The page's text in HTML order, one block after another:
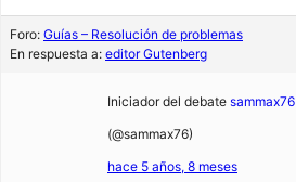
Foro: Guías – Resolución de problemas
En respuesta a: editor Gutenberg
Iniciador del debate sammax76
(@sammax76)
hace 5 años, 8 meses